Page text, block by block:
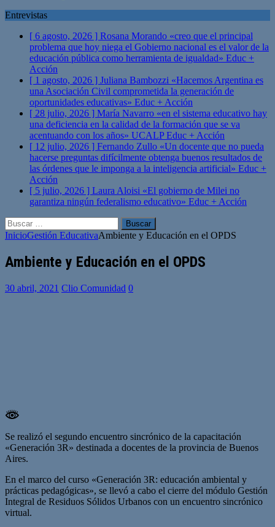
Entrevistas
[ 6 agosto, 2026 ] Rosana Morando «creo que el principal
problema que hoy niega el Gobierno nacional es el valor de la
educación pública como herramienta de igualdad» Educ +
Acción
[ 1 agosto, 2026 ] Juliana Bambozzi «Hacemos Argentina es
una Asociación Civil comprometida la generación de
oportunidades educativas» Educ + Acción
[ 28 julio, 2026 ] María Navarro «en el sistema educativo hay
una deficiencia en la calidad de la formación que se va
acentuando con los años» UCALPEduc + Acción
[ 12 julio, 2026 ] Fernando Zullo «Un docente que no pueda
hacerse preguntas difícilmente obtenga buenos resultados de
las órdenes que le imponga a la inteligencia artificial» Educ +
Acción
[ 5 julio, 2026 ] Laura Aloisi «El gobierno de Milei no
garantiza ningún federalismo educativo» Educ + Acción
Buscar:
InicioGestión EducativaAmbiente y Educación en el OPDS
Ambiente y Educación en el OPDS
30 abril, 2021 Clio Comunidad 0
Se realizó el segundo encuentro sincrónico de la capacitación
«Generación 3R» destinada a docentes de la provincia de Buenos
Aires.
En el marco del curso «Generación 3R: educación ambiental y
prácticas pedagógicas», se llevó a cabo el cierre del módulo Gestión
Integral de Residuos Sólidos Urbanos con un encuentro sincrónico
virtual.